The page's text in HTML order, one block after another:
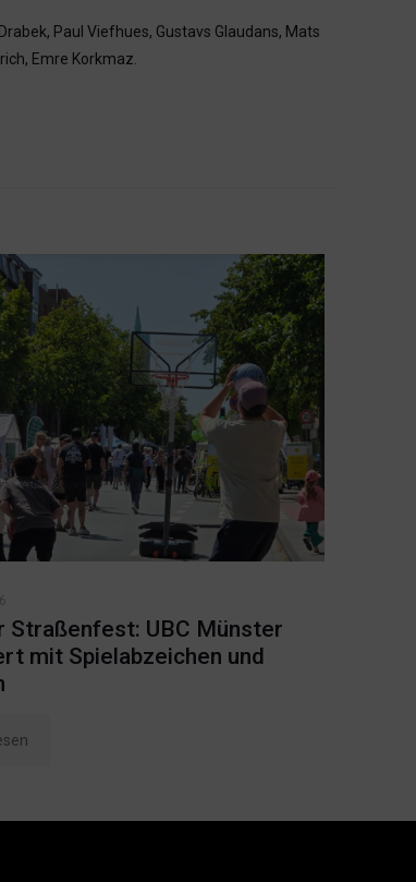
Paul Viefhues, Gustavs Glaudans, Mats
Emre Korkmaz.
Straßenfest: UBC Münster
mit Spielabzeichen und